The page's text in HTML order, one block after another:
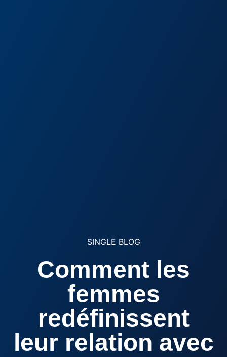
SINGLE BLOG
Comment les
femmes
redéfinissent
leur relation avec